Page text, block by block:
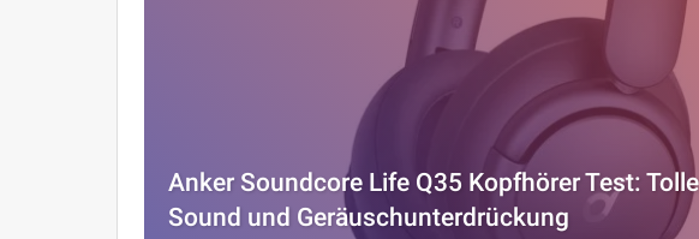
Anker Soundcore Life Q35 Kopfhörer Test:
Sound und Geräuschunterdrückung